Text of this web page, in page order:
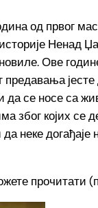
од првог
Ненад
Ове
да се носе са
због којих се
неке
прочитати